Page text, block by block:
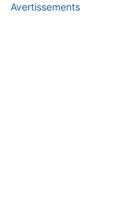
Avertissements